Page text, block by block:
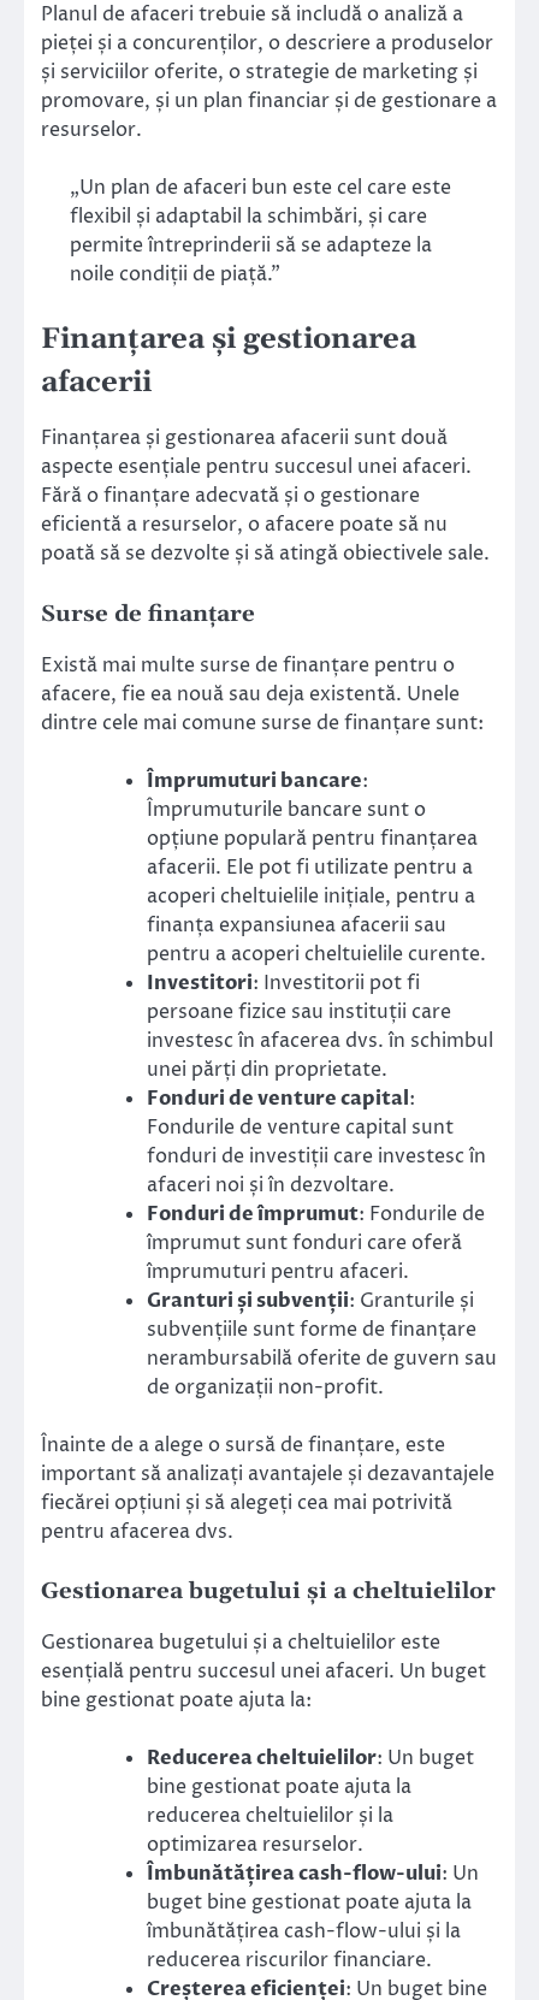
Planul de afaceri trebuie să includă o analiză a
pieței și a concurenților, o descriere a produselor
și serviciilor oferite, o strategie de marketing și
promovare, și un plan financiar și de gestionare a
resurselor.
„Un plan de afaceri bun este cel care este
flexibil și adaptabil la schimbări, și care
permite întreprinderii să se adapteze la
noile condiții de piață.”
Finanțarea și gestionarea
afacerii
Finanțarea și gestionarea afacerii sunt două
aspecte esențiale pentru succesul unei afaceri.
Fără o finanțare adecvată și o gestionare
eficientă a resurselor, o afacere poate să nu
poată să se dezvolte și să atingă obiectivele sale.
Surse de finanțare
Există mai multe surse de finanțare pentru o
afacere, fie ea nouă sau deja existentă. Unele
dintre cele mai comune surse de finanțare sunt:
Împrumuturi bancare:
Împrumuturile bancare sunt o
opțiune populară pentru finanțarea
afacerii. Ele pot fi utilizate pentru a
acoperi cheltuielile inițiale, pentru a
finanța expansiunea afacerii sau
pentru a acoperi cheltuielile curente.
Investitori: Investitorii pot fi
persoane fizice sau instituții care
investesc în afacerea dvs. în schimbul
unei părți din proprietate.
Fonduri de venture capital:
Fondurile de venture capital sunt
fonduri de investiții care investesc în
afaceri noi și în dezvoltare.
Fonduri de împrumut: Fondurile de
împrumut sunt fonduri care oferă
împrumuturi pentru afaceri.
Granturi și subvenții: Granturile și
subvențiile sunt forme de finanțare
nerambursabilă oferite de guvern sau
de organizații non-profit.
Înainte de a alege o sursă de finanțare, este
important să analizați avantajele și dezavantajele
fiecărei opțiuni și să alegeți cea mai potrivită
pentru afacerea dvs.
Gestionarea bugetului și a cheltuielilor
Gestionarea bugetului și a cheltuielilor este
esențială pentru succesul unei afaceri. Un buget
bine gestionat poate ajuta la:
Reducerea cheltuielilor: Un buget
bine gestionat poate ajuta la
reducerea cheltuielilor și la
optimizarea resurselor.
Îmbunătățirea cash-flow-ului: Un
buget bine gestionat poate ajuta la
îmbunătățirea cash-flow-ului și la
reducerea riscurilor financiare.
Creșterea eficienței: Un buget bine